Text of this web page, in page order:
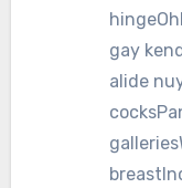
gay
alide